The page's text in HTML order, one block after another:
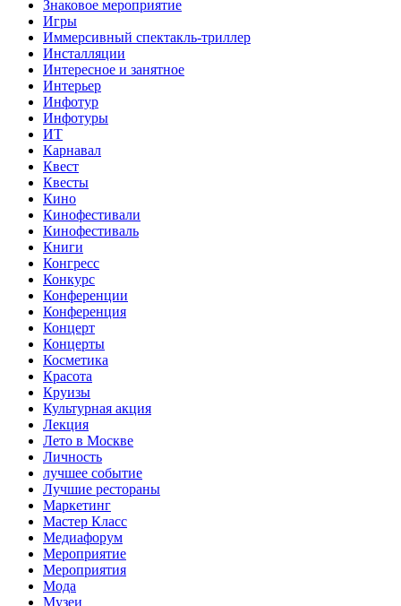
Знаковое мероприятие
Игры
Иммерсивный спектакль-триллер
Инсталляции
Интересное и занятное
Интерьер
Инфотур
Инфотуры
ИТ
Карнавал
Квест
Квесты
Кино
Кинофестивали
Кинофестиваль
Книги
Конгресс
Конкурс
Конференции
Конференция
Концерт
Концерты
Косметика
Красота
Круизы
Культурная акция
Лекция
Лето в Москве
Личность
лучшее событие
Лучшие рестораны
Маркетинг
Мастер Класс
Медиафорум
Мероприятие
Мероприятия
Мода
Музеи